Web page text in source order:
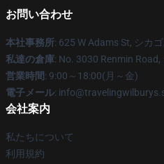
お問い合わせ
本社事務所: 625 W Adams St, シカ
私達の倉庫: No. 3030 Renmin
営業時間: 9:00～18:00(月～金)
電子メール:
会社案内
私たちについて
利用規約